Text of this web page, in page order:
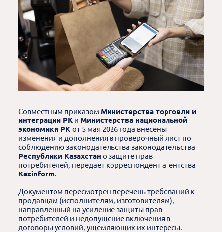
Совместным приказом Министерства торговли и
интеграции РК и Министерства национальной
экономики РКот 5 мая 2026 года внесены
изменения и дополнения в проверочный лист по
соблюдению законодательства законодательства
Республики Казахстан о защите прав
потребителей, передает корреспондент агентства
Kazinform.
Документом пересмотрен перечень требований к
продавцам (исполнителям, изготовителям),
направленный на усиление защиты прав
потребителей и недопущение включения в
договоры условий, ущемляющих их интересы.